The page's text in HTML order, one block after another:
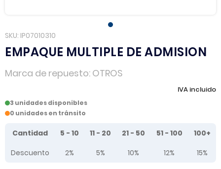
SKU IP07010310
EMPAQUE MULTIPLE DE ADMISION
Marca de repuesto OTROS
IVA incluido
3 unidades disponibles
0 unidades en tránsito
Tier prices table
Cantidad 5 - 10 11 - 20 21 - 50 51 - 100
100+
Descuento
2% 5% 10% 12% 15%